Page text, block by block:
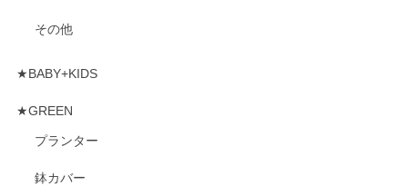
その他
★BABY+KIDS
★GREEN
プランター
鉢カバー